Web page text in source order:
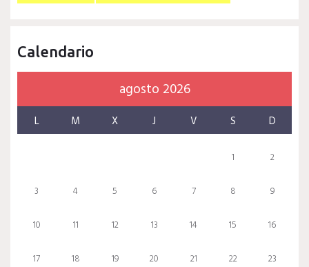
Calendario
agosto 2026
L M X J V S D
1 2
3 4 5 6 7 8 9
10 11 12 13 14 15 16
17 18 19 20 21 22 23